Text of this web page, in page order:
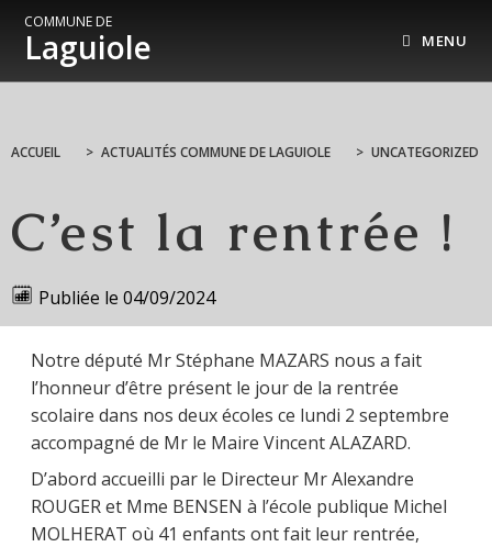
COMMUNE DE
Laguiole MENU
ACCUEIL > ACTUALITÉS COMMUNE DE LAGUIOLE > UNCATEGORIZED
C’est la rentrée !
Publiée le 04/09/2024
Notre député Mr Stéphane MAZARS nous a fait
l’honneur d’être présent le jour de la rentrée
scolaire dans nos deux écoles ce lundi 2 septembre
accompagné de Mr le Maire Vincent ALAZARD.
D’abord accueilli par le Directeur Mr Alexandre
ROUGER et Mme BENSEN à l’école publique Michel
MOLHERAT où 41 enfants ont fait leur rentrée,